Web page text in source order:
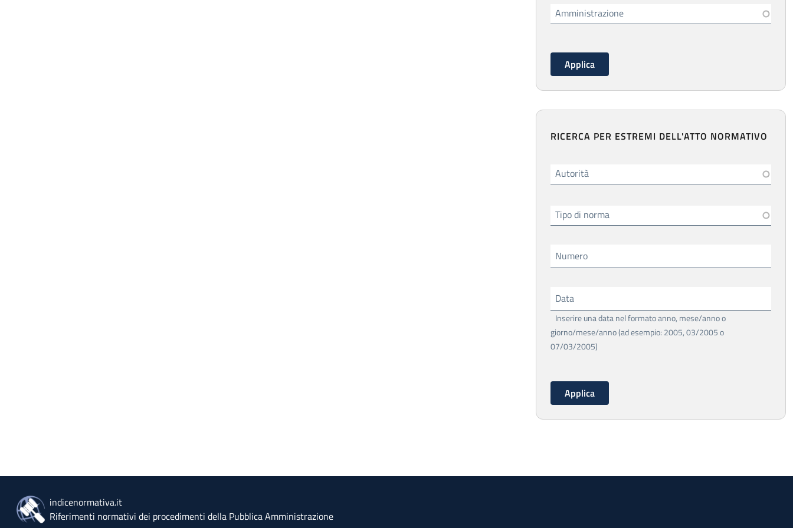
Amministrazione
RICERCA PER ESTREMI DELL'ATTO NORMATIVO
Autorità
Tipo di norma
Numero
Data
Inserire una data nel formato anno, mese/anno o
giorno/mese/anno (ad esempio: 2005, 03/2005 o
07/03/2005)
indicenormativa.it
Riferimenti normativi dei procedimenti della Pubblica Amministrazione